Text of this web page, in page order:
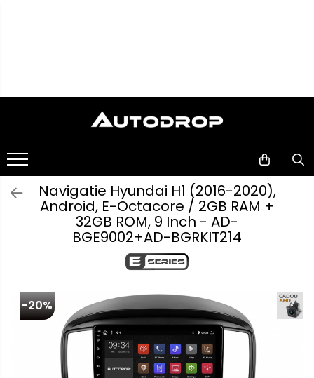
Navigatii Dedicate
Volkswagen
Mercedes Benz
Skoda
Navigații
adaptoare
auto
Camere
marșarier
auto
Camere
Accesorii
multimedia
Conectică
Auto
Navigatie Hyundai H1 (2016-2020),
Android, E-Octacore / 2GB RAM +
32GB ROM, 9 Inch - AD-
BGE9002+AD-BGRKIT214
-20%